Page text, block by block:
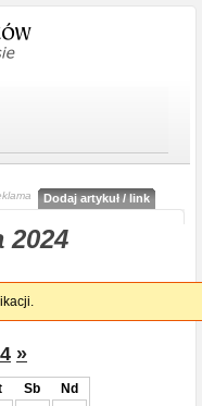
Dodaj artykuł / link
2024
»
Sb
Nd